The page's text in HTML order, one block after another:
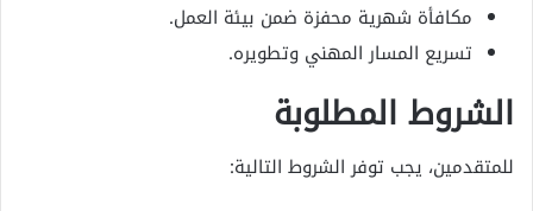
مكافأة شهرية محفزة ضمن بيئة العمل.
تسريع المسار المهني وتطويره.
الشروط المطلوبة
للمتقدمين، يجب توفر الشروط التالية: